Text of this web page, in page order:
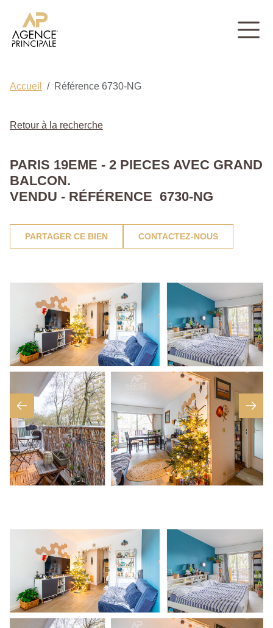
Accueil Référence 6730-NG
Retour à la recherche
PARIS 19EME - 2 PIECES AVEC GRAND
BALCON.
VENDU - RÉFÉRENCE 6730-NG
PARTAGER CE BIEN CONTACTEZ-NOUS